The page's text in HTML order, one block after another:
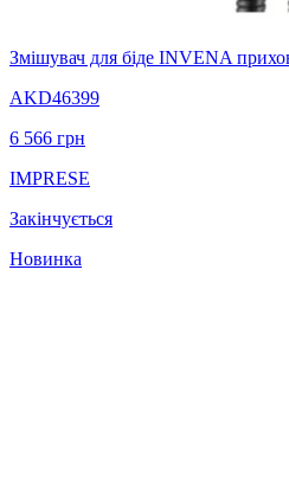
Змішувач для біде INVENA
AKD46399
6 566 грн
IMPRESE
Закінчується
Новинка